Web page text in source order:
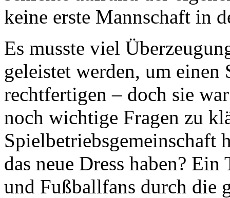
keine erste Mannschaft in
Es musste viel
geleistet werden, um
rechtfertigen – doch sie
noch wichtige Fragen zu
Spielbetriebsgemeinschaft
das neue Dress haben?
und Fußballfans durch die